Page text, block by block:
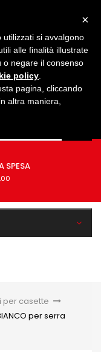
SPESA
per casette >
per serra
×
si avvalgono
alle finalità illustrate
o negare il consenso
policy
pagina, cliccando
altra maniera,